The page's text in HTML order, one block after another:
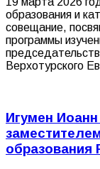
образования и
совещание,
программы
Верхотурского
Игумен
образования